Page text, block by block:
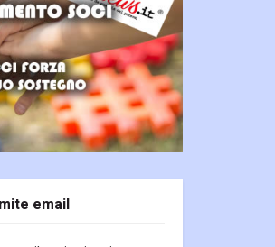
email